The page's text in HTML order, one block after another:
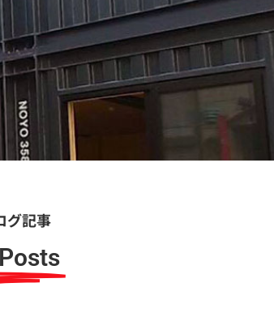
グ記事